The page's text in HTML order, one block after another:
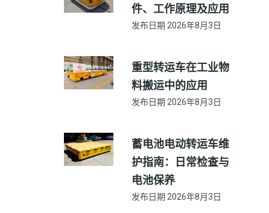
件、工作原理及应用
发布日期 2026年8月3日
重型转运车在工业物
料搬运中的应用
发布日期 2026年8月3日
蓄电池电动转运车维
护指南：日常检查与
电池保养
发布日期 2026年8月3日